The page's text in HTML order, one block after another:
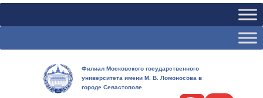
Филиал Московского государственного
университета имени М. В. Ломоносова в
городе Севастополе